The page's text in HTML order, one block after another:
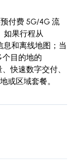
付费 5G/4G 流
如果行程从
息和离线地图；当
个目的地的
快速数字交付、
或区域套餐。